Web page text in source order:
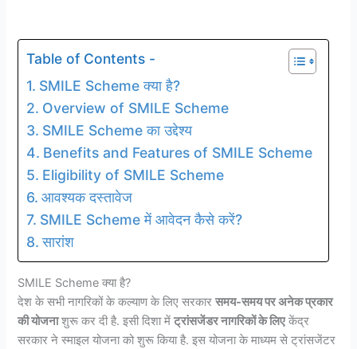
Table of Contents -
SMILE Scheme क्या है?
Overview of SMILE Scheme
SMILE Scheme का उद्देश्य
Benefits and Features of SMILE Scheme
Eligibility of SMILE Scheme
आवश्यक दस्तावेज
SMILE Scheme में आवेदन कैसे करें?
सारांश
SMILE Scheme क्या है?
देश के सभी नागरिकों के कल्याण के लिए सरकारसमय-समय पर अनेक प्रकार
की योजनाशुरू कर दी है. इसी दिशा मेंट्रांसजेंडर नागरिकों के लिएकेंद्र
सरकार ने स्माइल योजना को शुरू किया है. इस योजना के माध्यम से ट्रांसजेंटर